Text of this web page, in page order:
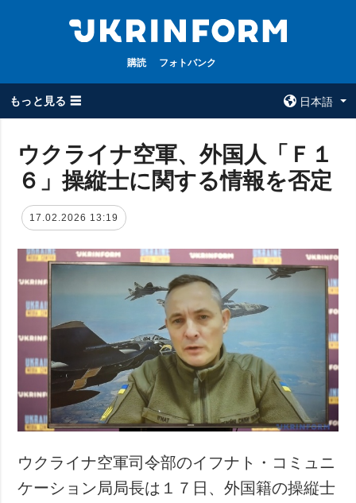
購読 フォトバンク
もっと見る ☰
日本語
全てのトピック
被占領地
政治
経済・復興
防衛
社会・文化
スポーツ
犯罪
事故・緊急事態
ウクルインフォ
ルム
コンタクト
特集
インタビュー
購読
フォトバンク
ウクライナ空軍、外国人「Ｆ１
６」操縦士に関する情報を否定
17.02.2026 13:19
ウクライナ空軍司令部のイフナト・コミュニ
ケーション局局長は１７日、外国籍の操縦士